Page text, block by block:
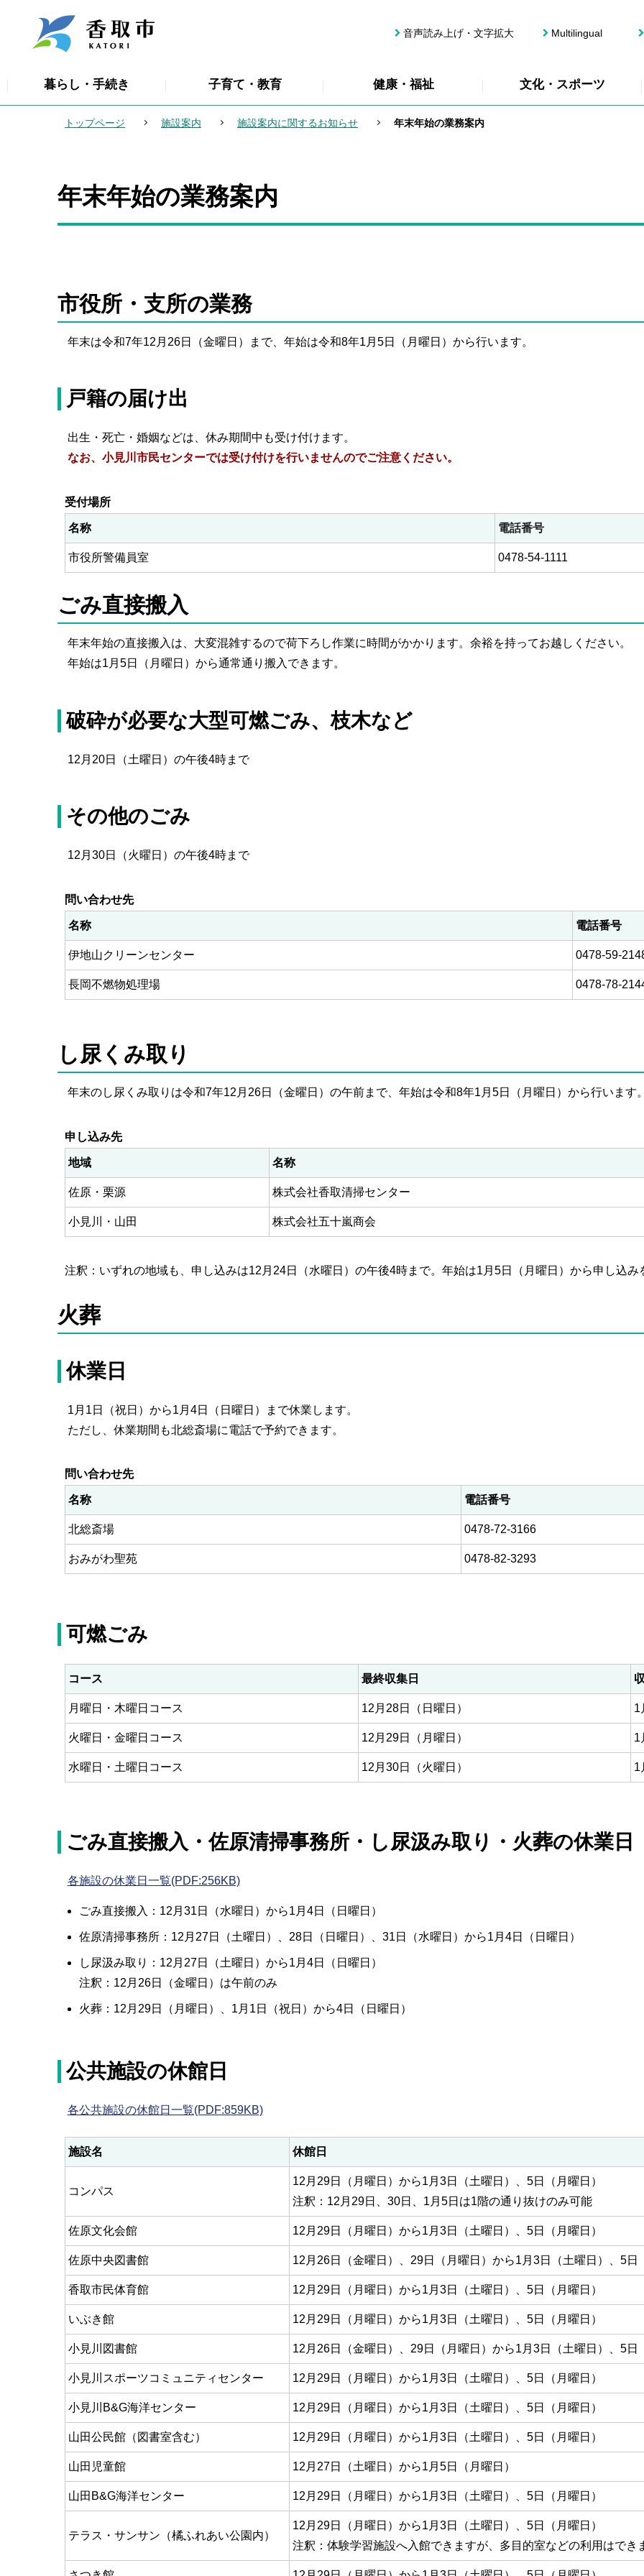
音声読み上げ・文字拡大 Multilingual
暮らし・手続き 子育て・教育 健康・福祉 文化・スポーツ
トップページ 施設案内 施設案内に関するお知らせ 年末年始の業務案内
本
ら
年末年始の業務案内
市役所・支所の業務
年末は令和7年12月26日（金曜日）まで、年始は令和8年1月5日（月曜日）から行います。
戸籍の届け出
出生・死亡・婚姻などは、休み期間中も受け付けます。
なお、小見川市民センターでは受け付けを行いませんのでご注意ください。
受付場所
名称 電話番号
市役所警備員室 0478-54-1111
ごみ直接搬入
年末年始の直接搬入は、大変混雑するので荷下ろし作業に時間がかかります。余裕を持ってお越しください。
年始は1月5日（月曜日）から通常通り搬入できます。
破砕が必要な大型可燃ごみ、枝木など
12月20日（土曜日）の午後4時まで
その他のごみ
12月30日（火曜日）の午後4時まで
問い合わせ先
名称 電話番号
伊地山クリーンセンター 0478-59-
長岡不燃物処理場 0478-78-
し尿くみ取り
年末のし尿くみ取りは令和7年12月26日（金曜日）の午前まで、年始は令和8年1月5日（月曜日）から行います
申し込み先
地域 名称
佐原・栗源 株式会社香取清掃センター
小見川・山田 株式会社五十嵐商会
注釈：いずれの地域も、申し込みは12月24日（水曜日）の午後4時まで。年始は1月5日（月曜日）から申し込み
火葬
休業日
1月1日（祝日）から1月4日（日曜日）まで休業します。
ただし、休業期間も北総斎場に電話で予約できます。
問い合わせ先
名称 電話番号
北総斎場 0478-72-3166
おみがわ聖苑 0478-82-3293
可燃ごみ
コース 最終収集日
月曜日・木曜日コース 12月28日（日曜日） 1
火曜日・金曜日コース 12月29日（月曜日） 1
水曜日・土曜日コース 12月30日（火曜日） 1
ごみ直接搬入・佐原清掃事務所・し尿汲み取り・火葬の休業日
各施設の休業日一覧(PDF:256KB)
ごみ直接搬入：12月31日（水曜日）から1月4日（日曜日）
佐原清掃事務所：12月27日（土曜日）、28日（日曜日）、31日（水曜日）から1月4日（日曜日）
し尿汲み取り：12月27日（土曜日）から1月4日（日曜日）
注釈：12月26日（金曜日）は午前のみ
火葬：12月29日（月曜日）、1月1日（祝日）から4日（日曜日）
公共施設の休館日
各公共施設の休館日一覧(PDF:859KB)
施設名 休館日
コンパス
12月29日（月曜日）から1月3日（土曜日）、5日（月曜日）
注釈：12月29日、30日、1月5日は1階の通り抜けのみ可能
佐原文化会館 12月29日（月曜日）から1月3日（土曜日）、5日（月曜日）
佐原中央図書館 12月26日（金曜日）、29日（月曜日）から1月3日（土曜日）、5日
香取市民体育館 12月29日（月曜日）から1月3日（土曜日）、5日（月曜日）
いぶき館 12月29日（月曜日）から1月3日（土曜日）、5日（月曜日）
小見川図書館 12月26日（金曜日）、29日（月曜日）から1月3日（土曜日）、5日
小見川スポーツコミュニティセンター 12月29日（月曜日）から1月3日（土曜日）、5日（月曜日）
小見川B&G海洋センター 12月29日（月曜日）から1月3日（土曜日）、5日（月曜日）
山田公民館（図書室含む） 12月29日（月曜日）から1月3日（土曜日）、5日（月曜日）
山田児童館 12月27日（土曜日）から1月5日（月曜日）
山田B&G海洋センター 12月29日（月曜日）から1月3日（土曜日）、5日（月曜日）
テラス・サンサン（橘ふれあい公園内）
12月29日（月曜日）から1月3日（土曜日）、5日（月曜日）
注釈：体験学習施設へ入館できますが、多目的室などの利用はでき